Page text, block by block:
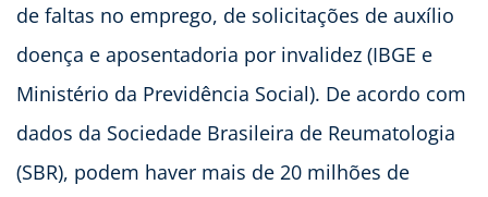
de faltas no emprego, de solicitações de auxílio
doença e aposentadoria por invalidez (IBGE e
Ministério da Previdência Social). De acordo com
dados da Sociedade Brasileira de Reumatologia
(SBR), podem haver mais de 20 milhões de